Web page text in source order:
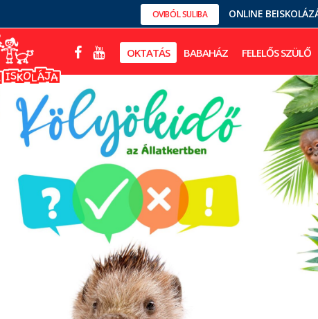
OVIBÓL SULIBA ONLINE
OKTATÁS BABAHÁZ FELELŐS SZÜLŐ